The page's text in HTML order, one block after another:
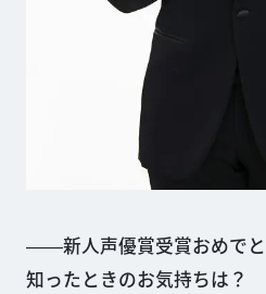
――新人声優賞受賞おめでと
知ったときのお気持ちは？